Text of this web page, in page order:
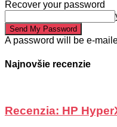
Recover your password
A password will be e-
Najnovšie recenzie
Recenzia: HP